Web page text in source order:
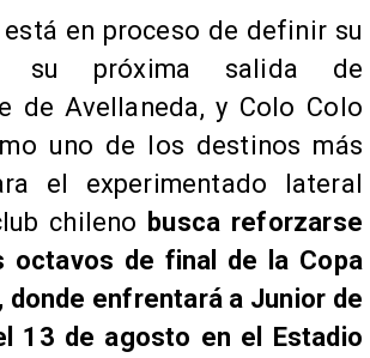
en proceso de definir su
su próxima salida de
de Avellaneda, y Colo Colo
uno de los destinos más
el experimentado lateral
chileno busca reforzarse
octavos de final de la Copa
enfrentará a Junior de
13 de agosto en el Estadio